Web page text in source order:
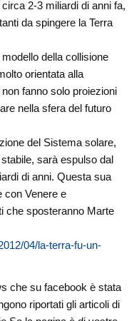
circa 2-3 miliardi di anni fa,
da spingere la Terra
della collisione
orientata alla
fanno solo proiezioni
nella sfera del futuro
del Sistema solare,
sarà espulso dal
di anni. Questa sua
con Venere e
che sposteranno Marte
04/la-terra-fu-un-
che su facebook è stata
riportati gli articoli di